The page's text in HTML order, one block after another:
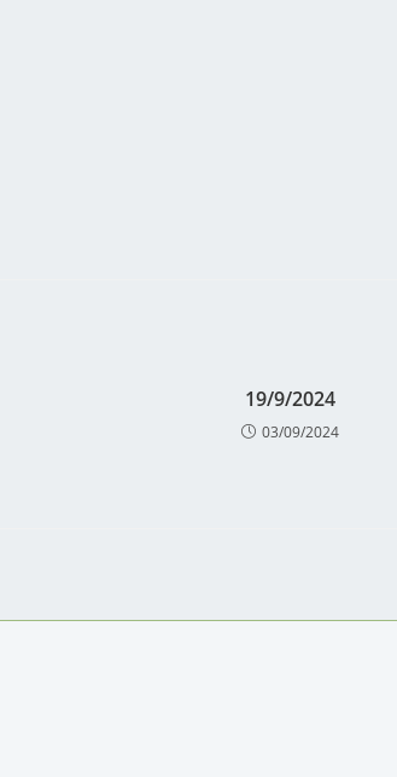
19/9/2024
03/09/2024